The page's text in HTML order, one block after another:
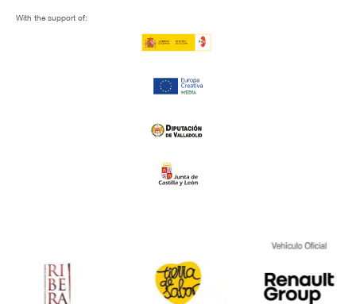
With the support of: